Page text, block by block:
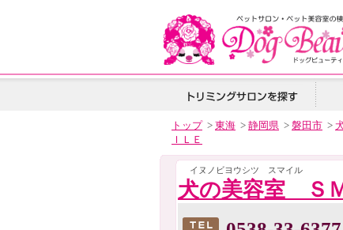
トップ> 東海 > 静岡県 > 磐田市 >
ＩＬＥ
イヌノビヨウシツ スマイル
犬の美容室 Ｓ